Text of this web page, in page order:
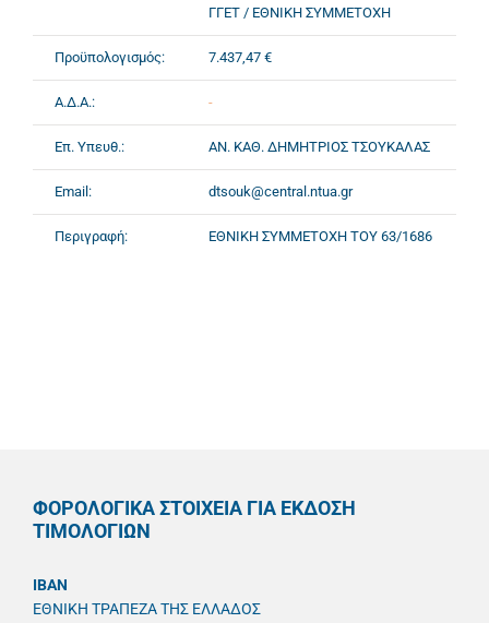
ΓΓΕΤ / ΕΘΝΙΚΗ ΣΥΜΜΕΤΟΧΗ
Προϋπολογισμός: 7.437,47 €
Α.Δ.Α.: -
Επ. Υπευθ.: ΑΝ. ΚΑΘ. ΔΗΜΗΤΡΙΟΣ ΤΣΟΥΚΑΛΑΣ
Email: dtsouk@central.ntua.gr
Περιγραφή: ΕΘΝΙΚΗ ΣΥΜΜΕΤΟΧΗ ΤΟΥ 63/1686
ΦΟΡΟΛΟΓΙΚΑ ΣΤΟΙΧΕΙΑ ΓΙΑ ΕΚΔΟΣΗ
ΤΙΜΟΛΟΓΙΩΝ
IBAN
ΕΘΝΙΚΗ ΤΡΑΠΕΖΑ ΤΗΣ ΕΛΛΑΔΟΣ